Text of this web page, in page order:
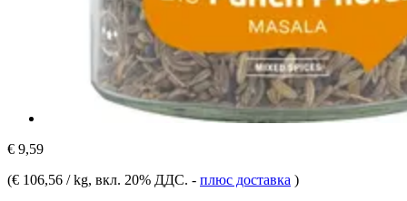
€ 9,59
(€ 106,56 / kg, вкл. 20% ДДС. - плюс доставка )